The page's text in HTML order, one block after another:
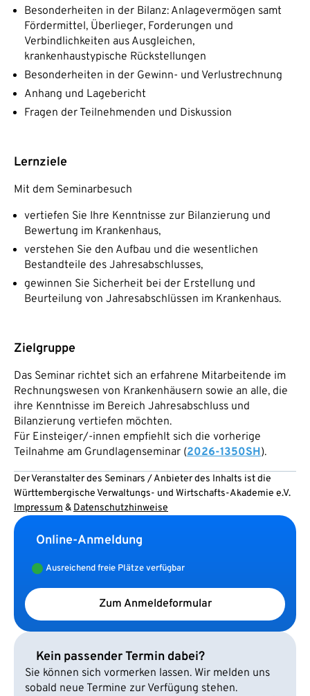
Besonderheiten in der Bilanz: Anlagevermögen samt
Fördermittel, Überlieger, Forderungen und
Verbindlichkeiten aus Ausgleichen,
krankenhaustypische Rückstellungen
Besonderheiten in der Gewinn- und Verlustrechnung
Anhang und Lagebericht
Fragen der Teilnehmenden und Diskussion
Lernziele
Mit dem Seminarbesuch
vertiefen Sie Ihre Kenntnisse zur Bilanzierung und
Bewertung im Krankenhaus,
verstehen Sie den Aufbau und die wesentlichen
Bestandteile des Jahresabschlusses,
gewinnen Sie Sicherheit bei der Erstellung und
Beurteilung von Jahresabschlüssen im Krankenhaus.
Zielgruppe
Das Seminar richtet sich an erfahrene Mitarbeitende im
Rechnungswesen von Krankenhäusern sowie an alle, die
ihre Kenntnisse im Bereich Jahresabschluss und
Bilanzierung vertiefen möchten.
Für Einsteiger/-innen empfiehlt sich die vorherige
Teilnahme am Grundlagenseminar (2026-1350SH).
Der Veranstalter des Seminars / Anbieter des Inhalts ist die
Württembergische Verwaltungs- und Wirtschafts-Akademie e.V.
Impressum & Datenschutzhinweise
Online-Anmeldung
Ausreichend freie Plätze verfügbar
Zum Anmeldeformular
Kein passender Termin dabei?
Sie können sich vormerken lassen. Wir melden uns
sobald neue Termine zur Verfügung stehen.